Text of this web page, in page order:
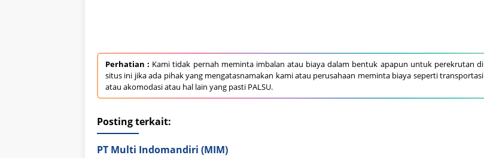
Perhatian : Kami tidak pernah meminta imbalan atau biaya dalam bentuk apapun untuk perekrutan di
situs ini jika ada pihak yang mengatasnamakan kami atau perusahaan meminta biaya seperti transportasi
atau akomodasi atau hal lain yang pasti PALSU.
Posting terkait:
PT Multi Indomandiri (MIM)